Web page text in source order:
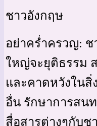
ชาวอังกฤษ
อย่าคร่ำครวญ:
ใหญ่จะยุติธรรม
และคาดหวังในสิ่
อื่น รักษาการสน
สื่อสารต่างๆกับช